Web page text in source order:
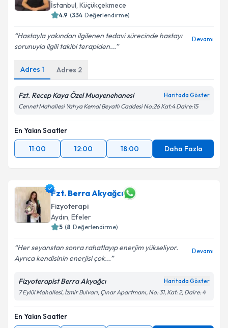
İstanbul, Küçükçekmece
4.9 (334 Değerlendirme)
Hastayla yakından ilgilenen tedavi sürecinde hastayı
sorunuyla ilgili takibi terapiden...
Devamı
Adres 1 Adres 2
Fzt. Recep Kaya Özel Muayenehanesi Haritada Göster
Cennet Mahallesi Yahya Kemal Beyatlı Caddesi No:26 Kat:4 Daire:15
En Yakın Saatler
11:00
12:00 18:00 Daha Fazla
Fzt. Berra Akyağcı
Fizyoterapi
Aydın, Efeler
5 (8 Değerlendirme)
Her seyanstan sonra rahatlayıp enerjim yükseliyor.
Ayrıca kendisinin enerjisi çok...
Devamı
Fizyoterapist Berra Akyağcı Haritada Göster
7 Eylül Mahallesi, İzmir Bulvarı, Çınar Apartmanı, No: 31, Kat: 2, Daire: 4
En Yakın Saatler